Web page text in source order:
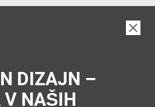
ni treba hoditi v klet vam
optimalno zatemnitev z
DIZAJN –
V NAŠIH